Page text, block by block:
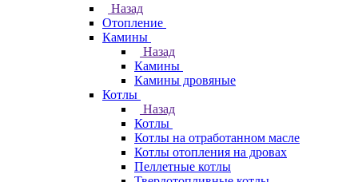
Назад
Отопление
Камины
Назад
Камины
Камины дровяные
Котлы
Назад
Котлы
Котлы на отработанном масле
Котлы отопления на дровах
Пеллетные котлы